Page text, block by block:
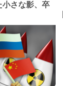
さな影、卒